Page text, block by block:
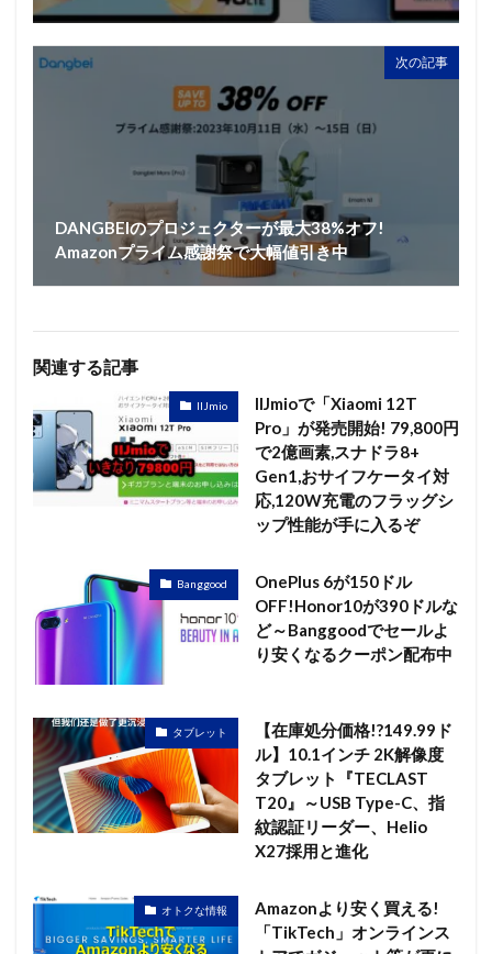
次の記事
DANGBEIのプロジェクターが最大38%オフ!
Amazonプライム感謝祭で大幅値引き中
関連する記事
IIJmio
IIJmioで「Xiaomi 12T
Pro」が発売開始! 79,800円
で2億画素,スナドラ8+
Gen1,おサイフケータイ対
応,120W充電のフラッグシ
ップ性能が手に入るぞ
Banggood
OnePlus 6が150ドル
OFF!Honor10が390ドルな
ど～Banggoodでセールよ
り安くなるクーポン配布中
タブレット
【在庫処分価格!?149.99ド
ル】10.1インチ 2K解像度
タブレット『TECLAST
T20』～USB Type-C、指
紋認証リーダー、Helio
X27採用と進化
オトクな情報
Amazonより安く買える!
「TikTech」オンラインス